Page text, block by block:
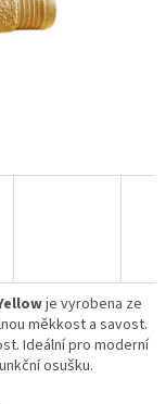
je vyrobena ze
měkkost a savost.
Ideální pro moderní
osušku.